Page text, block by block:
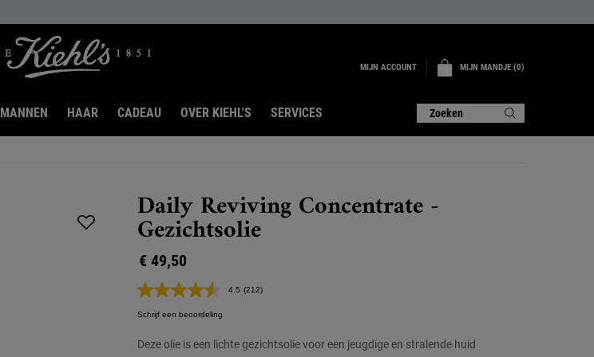
MIJN ACCOUNT MIJN MANDJE 0
0 PRODUCT
MANNEN HAAR CADEAU OVER KIEHL'S SERVICES Zoeken
Daily Reviving Concentrate -
Gezichtsolie
€ 49,50
4.5 Lees
paginalink.
(212)
Schrijf een beoordeling
Deze olie is een lichte gezichtsolie voor een jeugdige en stralende huid